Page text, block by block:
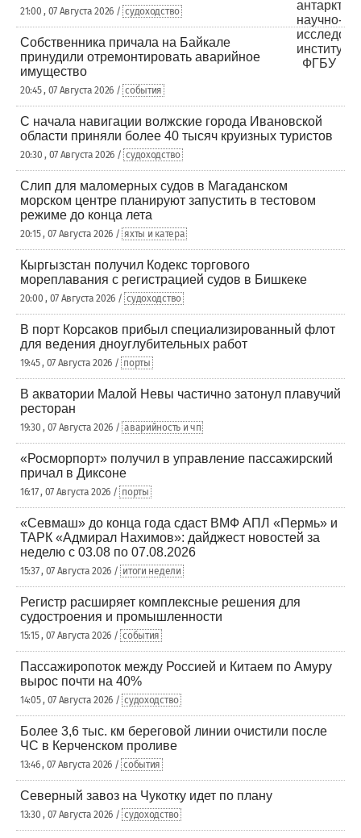
21:00 , 07 Августа 2026 / судоходство
Собственника причала на Байкале
принудили отремонтировать аварийное
имущество
20:45 , 07 Августа 2026 / события
С начала навигации волжские города Ивановской
области приняли более 40 тысяч круизных туристов
20:30 , 07 Августа 2026 / судоходство
Слип для маломерных судов в Магаданском
морском центре планируют запустить в тестовом
режиме до конца лета
20:15 , 07 Августа 2026 / яхты и катера
Кыргызстан получил Кодекс торгового
мореплавания с регистрацией судов в Бишкеке
20:00 , 07 Августа 2026 / судоходство
В порт Корсаков прибыл специализированный флот
для ведения дноуглубительных работ
19:45 , 07 Августа 2026 / порты
В акватории Малой Невы частично затонул плавучий
ресторан
19:30 , 07 Августа 2026 / аварийность и чп
«Росморпорт» получил в управление пассажирский
причал в Диксоне
16:17 , 07 Августа 2026 / порты
«Севмаш» до конца года сдаст ВМФ АПЛ «Пермь» и
ТАРК «Адмирал Нахимов»: дайджест новостей за
неделю с 03.08 по 07.08.2026
15:37 , 07 Августа 2026 / итоги недели
Регистр расширяет комплексные решения для
судостроения и промышленности
15:15 , 07 Августа 2026 / события
Пассажиропоток между Россией и Китаем по Амуру
вырос почти на 40%
14:05 , 07 Августа 2026 / судоходство
Более 3,6 тыс. км береговой линии очистили после
ЧС в Керченском проливе
13:46 , 07 Августа 2026 / события
Северный завоз на Чукотку идет по плану
13:30 , 07 Августа 2026 / судоходство